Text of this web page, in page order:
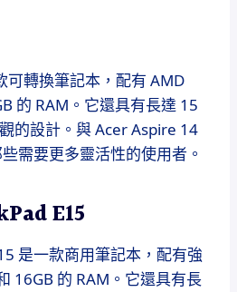
可轉換筆記本，配有 AMD
的 RAM。它還具有長達 15
的設計。與 Acer Aspire 14
需要更多靈活性的使用者。
E15
是一款商用筆記本，配有強
16GB 的 RAM。它還具有長